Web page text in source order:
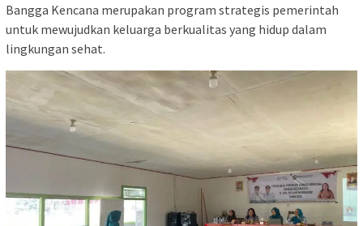
Bangga Kencana merupakan program strategis pemerintah
untuk mewujudkan keluarga berkualitas yang hidup dalam
lingkungan sehat.